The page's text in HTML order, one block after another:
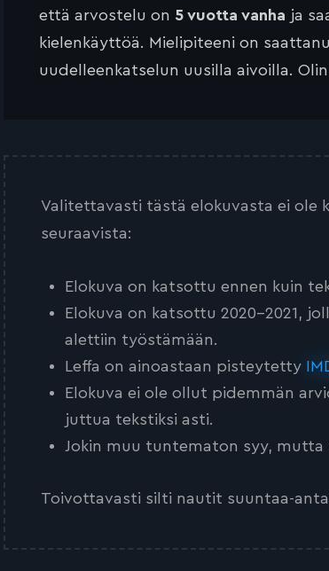
että arvostelu on 5 vuotta vanha ja
kielenkäyttöä. Mielipiteeni on
uudelleenkatselun uusilla aivoilla.
Valitettavasti tästä elokuvasta ei ole
seuraavista:
Elokuva on katsottu ennen kuin
Elokuva on katsottu 2020-2021,
alettiin työstämään.
Leffa on ainoastaan pisteytetty
Elokuva ei ole ollut pidemmän
juttua tekstiksi asti.
Jokin muu tuntematon syy,
Toivottavasti silti nautit suuntaa-